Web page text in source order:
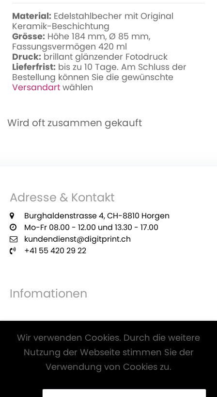
Material: Edelstahlbecher mit Original
Keramik-Beschichtung
Grösse: Höhe 184 mm, Ø 85 mm,
Fassungsvermögen 420 ml
Druck: brillant glänzender Fotodruck
Lieferfrist: bis zu 10 Tage. Am Schluss der
Bestellung können Sie die gewünschte
Versandart wählen
Wird oft zusammen gekauft
Adresse & Kontakt
Burghaldenstrasse 4, CH-8810 Horgen
Mo-Fr 08.00 - 12.00 und 13.30 - 17.00
kundendienst@digitprint.ch
+41 55 420 29 22
Infomationen
Alle Preise inkl. Mwst. und zzgl.Versandkosten
Wir verwenden Cookies. Durch die weitere
Nutzung der Webseite stimmen Sie der
Verwendung von Cookies zu.